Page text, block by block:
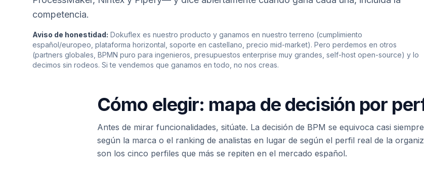
competencia.
Aviso de honestidad: Dokuflex es nuestro producto y ganamos en nuestro terreno (cumplimiento
español/europeo, plataforma horizontal, soporte en castellano, precio mid-market). Pero perdemos en otros
(partners globales, BPMN puro para ingenieros, presupuestos enterprise muy grandes, self-host open-source) y lo
decimos sin rodeos. Si te vendemos que ganamos en todo, no nos creas.
Cómo elegir: mapa de decisión por
Antes de mirar funcionalidades, sitúate. La decisión de BPM se equivoca casi
según la marca o el ranking de analistas en lugar de según el perfil real de la
son los cinco perfiles que más se repiten en el mercado español.